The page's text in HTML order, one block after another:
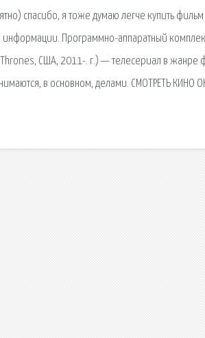
спасибо, я тоже думаю легче купить
информации. Программно-аппаратный
США, 2011-. г.) — телесериал в жанре
в основном, делами. СМОТРЕТЬ КИНО